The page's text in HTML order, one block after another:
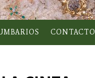
CONTACTO